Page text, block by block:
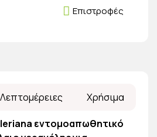
Επιστροφές
Λεπτομέρειες Χρήσιμα
εντομοαπωθητικό